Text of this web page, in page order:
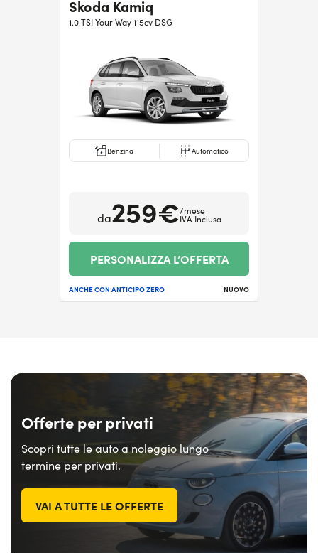
Skoda Kamiq
1.0 TSI Your Way 115cv DSG
Benzina Automatico
da259€/mese
IVA Inclusa
PERSONALIZZA L’OFFERTA
ANCHE CON ANTICIPO ZERO NUOVO
Offerte per privati
Scopri tutte le auto a noleggio lungo
termine per privati.
VAI A TUTTE LE OFFERTE